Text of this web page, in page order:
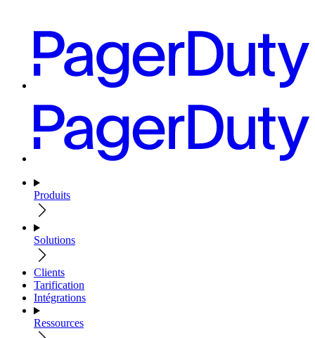
Produits
Solutions
Clients
Tarification
Intégrations
Ressources